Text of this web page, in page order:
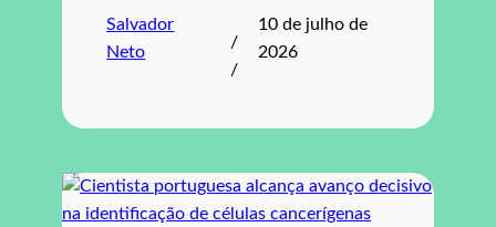
Salvador
Neto
/
/
10 de julho de
2026